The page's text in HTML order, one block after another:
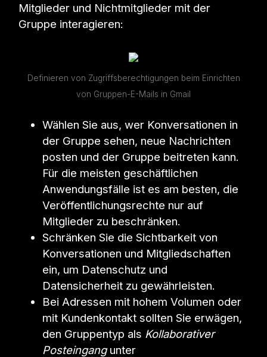
Mitglieder und Nichtmitglieder mit der
Gruppe interagieren:
Definieren von Zugriffsberechtigungen beim Einrichten
von Gruppen-E-Mails in Gmail
Wählen Sie aus, wer Konversationen in
der Gruppe sehen, neue Nachrichten
posten und der Gruppe beitreten kann.
Für die meisten geschäftlichen
Anwendungsfälle ist es am besten, die
Veröffentlichungsrechte nur auf
Mitglieder zu beschränken.
Schränken Sie die Sichtbarkeit von
Konversationen und Mitgliedschaften
ein, um Datenschutz und
Datensicherheit zu gewährleisten.
Bei Adressen mit hohem Volumen oder
mit Kundenkontakt sollten Sie erwägen,
den Gruppentyp als Kollaborativer
Posteingangunter